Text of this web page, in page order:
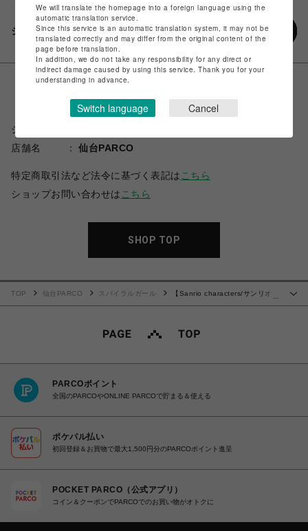
シェアする
ショップ名
店舗名
仙台PARCO
特定商取引法など法令に基づく表記は こちら
ショップお問い合わせは こちら
SHOP TOP
TOP 仙台PARCO スパイラルガール
【Sanrio characters/サンリオキ
PARCOポイント
全国のPARCOやONLINE PARCOで貯まる＆使える
ポケパル払い
初回登録＆お買物で最大1,500円分のPARCOポイント進呈
POCKET PARCO（公式アプリ）
コイン＆クーポンでPARCOでのお買い物がオトクに
We will translate the homepage into a foreign language using the
automatic translation service.
Since this service is an automatic translation system, it may not be
translated correctly and may differ from the original content of the
page before translation.
In addition, we do not take any responsibility for any direct or
indirect damage caused by using this service. Thank you for your
understanding in advance.
Switch language Cancel